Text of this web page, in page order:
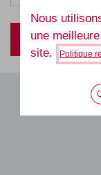
Soumettre
Nous
une
site.
Politique